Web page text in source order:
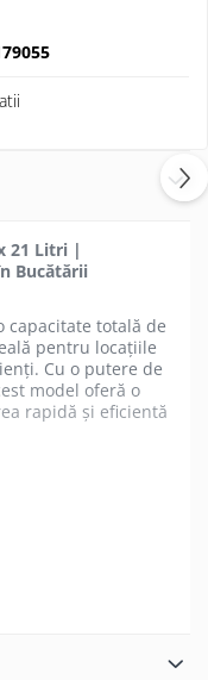
21 Litri |
Bucătării
capacitate totală de
pentru locațiile
Cu o putere de
model oferă o
rapidă și eficientă